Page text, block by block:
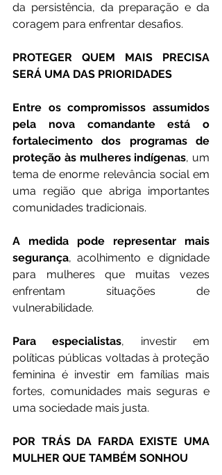
da persistência, da preparação e da
coragem para enfrentar desafios.
PROTEGER QUEM MAIS PRECISA
SERÁ UMA DAS PRIORIDADES
Entre os compromissos assumidos
pela nova comandante está o
fortalecimento dos programas de
proteção às mulheres indígenas, um
tema de enorme relevância social em
uma região que abriga importantes
comunidades tradicionais.
A medida pode representar mais
segurança, acolhimento e dignidade
para mulheres que muitas vezes
enfrentam situações de
vulnerabilidade.
Para especialistas, investir em
políticas públicas voltadas à proteção
feminina é investir em famílias mais
fortes, comunidades mais seguras e
uma sociedade mais justa.
POR TRÁS DA FARDA EXISTE UMA
MULHER QUE TAMBÉM SONHOU